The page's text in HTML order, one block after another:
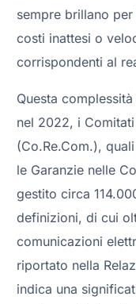
sempre brillano
costi inattesi o
corrispondenti al
Questa
nel 2022, i
(Co.Re.Com.),
le Garanzie nelle
gestito circa
definizioni, di cui
comunicazioni
riportato nella
indica una